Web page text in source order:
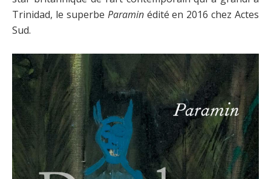
Trinidad, le superbe Paraminédité en 2016 chez Actes
Sud.